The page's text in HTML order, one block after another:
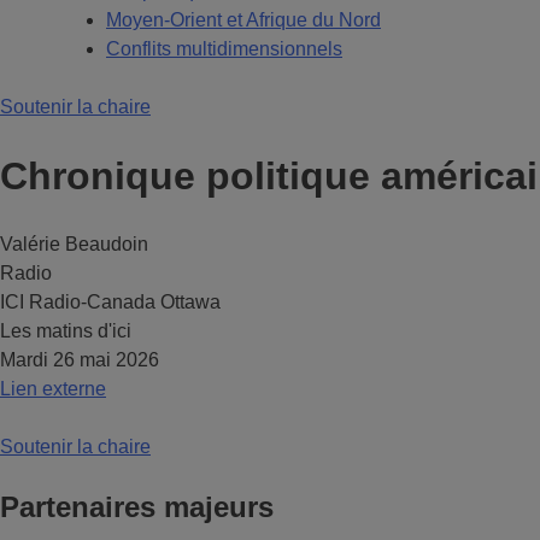
Moyen-Orient et Afrique du Nord
Conflits multidimensionnels
Soutenir la chaire
Chronique politique
Valérie Beaudoin
Radio
ICI Radio-Canada Ottawa
Les matins d'ici
Mardi 26 mai 2026
Lien externe
Soutenir la chaire
Partenaires majeurs